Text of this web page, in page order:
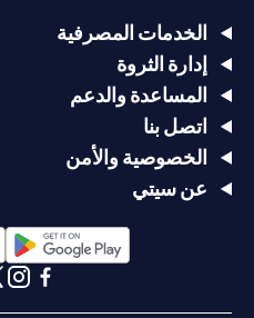
الخدمات المصرفية
إدارة الثروة
المساعدة والدعم
اتصل بنا
الخصوصية والأمن
عن سيتي
(opens in a new tab)